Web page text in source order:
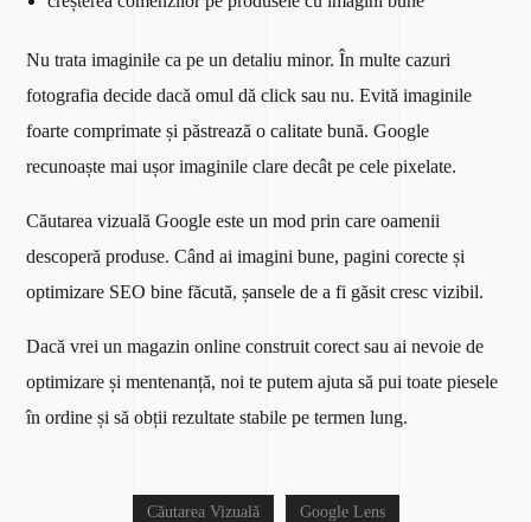
Nu trata imaginile ca pe un detaliu minor. În multe cazuri
fotografia decide dacă omul dă click sau nu. Evită imaginile
foarte comprimate și păstrează o calitate bună. Google
recunoaște mai ușor imaginile clare decât pe cele pixelate.
Căutarea vizuală Google este un mod prin care oamenii
descoperă produse. Când ai imagini bune, pagini corecte și
optimizare SEO bine făcută, șansele de a fi găsit cresc vizibil.
Dacă vrei un magazin online construit corect sau ai nevoie de
optimizare și mentenanță, noi te putem ajuta să pui toate piesele
în ordine și să obții rezultate stabile pe termen lung.
Căutarea Vizuală Google Lens